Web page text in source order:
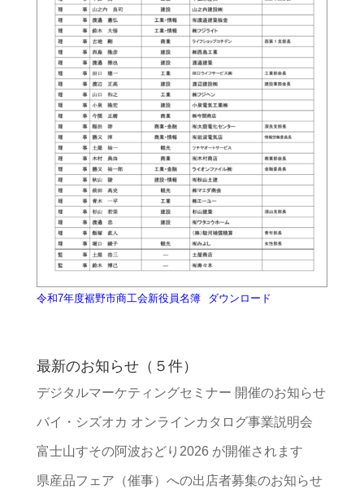
令和7年度裾野市商工会新役員名簿 ダウンロード
最新のお知らせ（５件）
デジタルマーケティングセミナー 開催のお知らせ
バイ・シズオカ オンラインカタログ事業説明会
富士山すその阿波おどり2026 が開催されます
県産品フェア（催事）への出店者募集のお知らせ